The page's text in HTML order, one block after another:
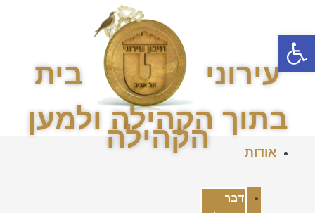
פתח סרגל נגישות
עירוני
בית
בתוך הקהילה ולמען
הקהילה אודות
דבר